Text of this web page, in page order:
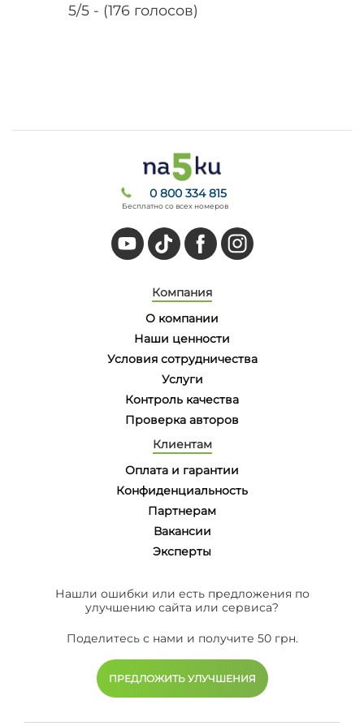
5/5 - (176 голосов)
0 800 334 815
Бесплатно со всех номеров
Компания
О компании
Наши ценности
Условия сотрудничества
Услуги
Контроль качества
Проверка авторов
Клиентам
Оплата и гарантии
Конфиденциальность
Партнерам
Вакансии
Эксперты
Нашли ошибки или есть предложения по
улучшению сайта или сервиса?
Поделитесь с нами и получите 50 грн.
ПРЕДЛОЖИТЬ УЛУЧШЕНИЯ